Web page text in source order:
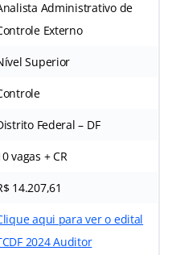
Administrativo de
Externo
Superior
Federal – DF
vagas + CR
14.207,61
aqui para ver o edital
2024 Auditor